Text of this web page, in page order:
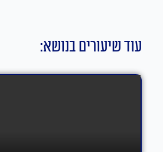
עוד שיעורים בנושא: